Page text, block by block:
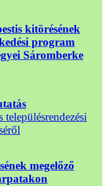
kitörésének
program
Sáromberke
településrendezési
megelőző